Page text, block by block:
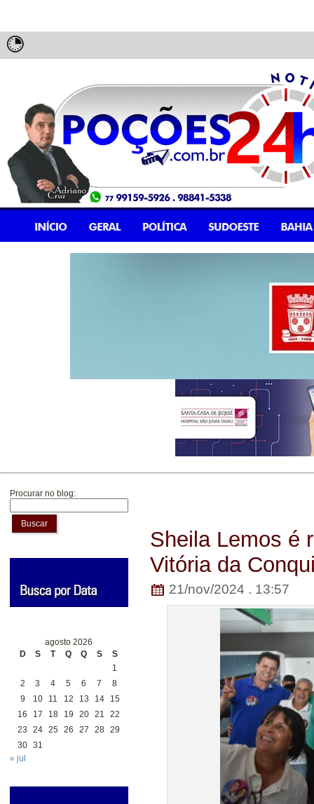
Procurar no blog:
Buscar
agosto 2026
D
S T Q Q S
S
1
2
3 4 5 6 7
8
9
10 11 12 13 14
15
16
17 18 19 20 21
22
23
24 25 26 27 28 29
30 31
« jul
Sheila Lemos é
Vitória da
21/nov/2024 . 13:57